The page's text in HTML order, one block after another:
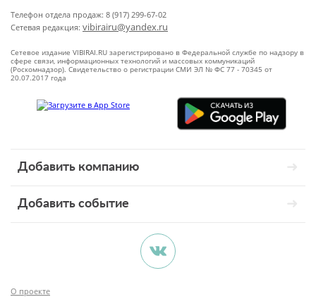
Телефон отдела продаж: 8 (917) 299-67-02
Сетевая редакция: vibirairu@yandex.ru
Сетевое издание VIBIRAI.RU зарегистрировано в Федеральной службе по надзору в
сфере связи, информационных технологий и массовых коммуникаций
(Роскомнадзор). Свидетельство о регистрации СМИ ЭЛ № ФС 77 - 70345 от
20.07.2017 года
Добавить компанию
Добавить событие
О проекте